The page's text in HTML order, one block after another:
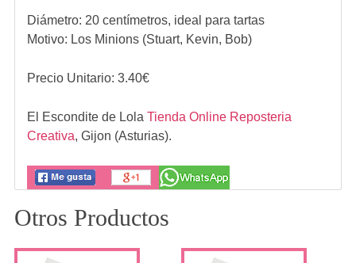
Diámetro: 20 centímetros, ideal para tartas
Motivo: Los Minions (Stuart, Kevin, Bob)
Precio Unitario: 3.40€
El Escondite de Lola Tienda Online Reposteria
Creativa, Gijon (Asturias).
Otros Productos